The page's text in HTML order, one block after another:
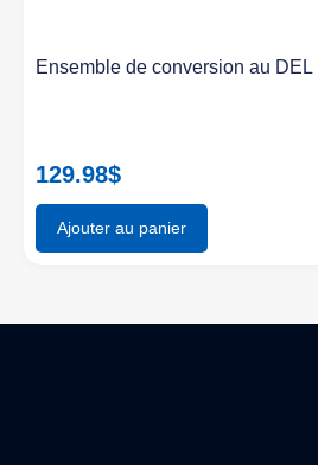
Ensemble de conversion au
129.98$
Ajouter au panier